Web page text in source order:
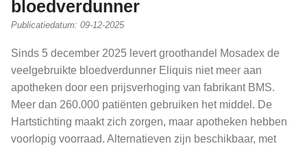
bloedverdunner
Publicatiedatum: 09-12-2025
Sinds 5 december 2025 levert groothandel Mosadex de
veelgebruikte bloedverdunner Eliquis niet meer aan
apotheken door een prijsverhoging van fabrikant BMS.
Meer dan 260.000 patiënten gebruiken het middel. De
Hartstichting maakt zich zorgen, maar apotheken hebben
voorlopig voorraad. Alternatieven zijn beschikbaar, met